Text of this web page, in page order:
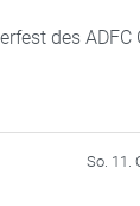
des ADFC
So. 11.